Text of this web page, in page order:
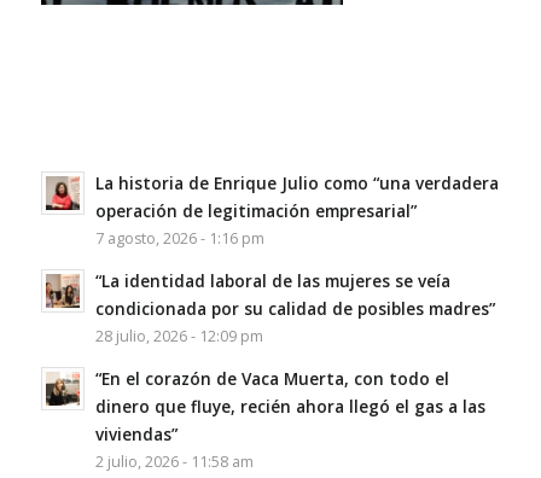
La historia de Enrique Julio como “una verdadera
operación de legitimación empresarial”
7 agosto, 2026 - 1:16 pm
“La identidad laboral de las mujeres se veía
condicionada por su calidad de posibles madres”
28 julio, 2026 - 12:09 pm
“En el corazón de Vaca Muerta, con todo el
dinero que fluye, recién ahora llegó el gas a las
viviendas”
2 julio, 2026 - 11:58 am